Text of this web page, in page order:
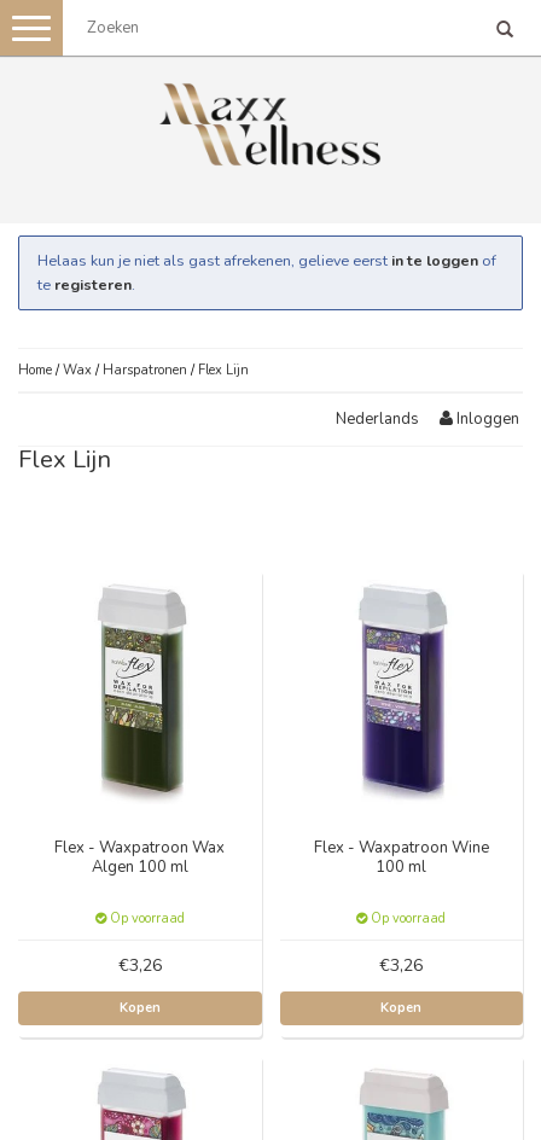
Toggle
navigation
Helaas kun je niet als gast afrekenen, gelieve eerst in te loggen of
te registeren.
Home /Wax / Harspatronen / Flex Lijn
Nederlands Inloggen
Flex Lijn
Flex - Waxpatroon Wax
Algen 100 ml
Op voorraad
€3,26
Kopen
Flex - Waxpatroon Wine
100 ml
Op voorraad
€3,26
Kopen